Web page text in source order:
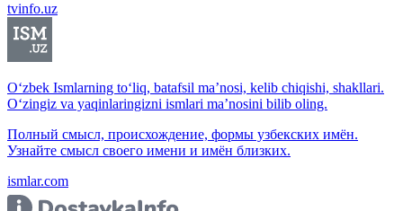
tvinfo.uz
O‘zbek Ismlarning to‘liq, batafsil ma’nosi, kelib chiqishi, shakllari.
O‘zingiz va yaqinlaringizni ismlari ma’nosini bilib oling.
Полный смысл, происхождение, формы узбекских имён.
Узнайте смысл своего имени и имён близких.
ismlar.com